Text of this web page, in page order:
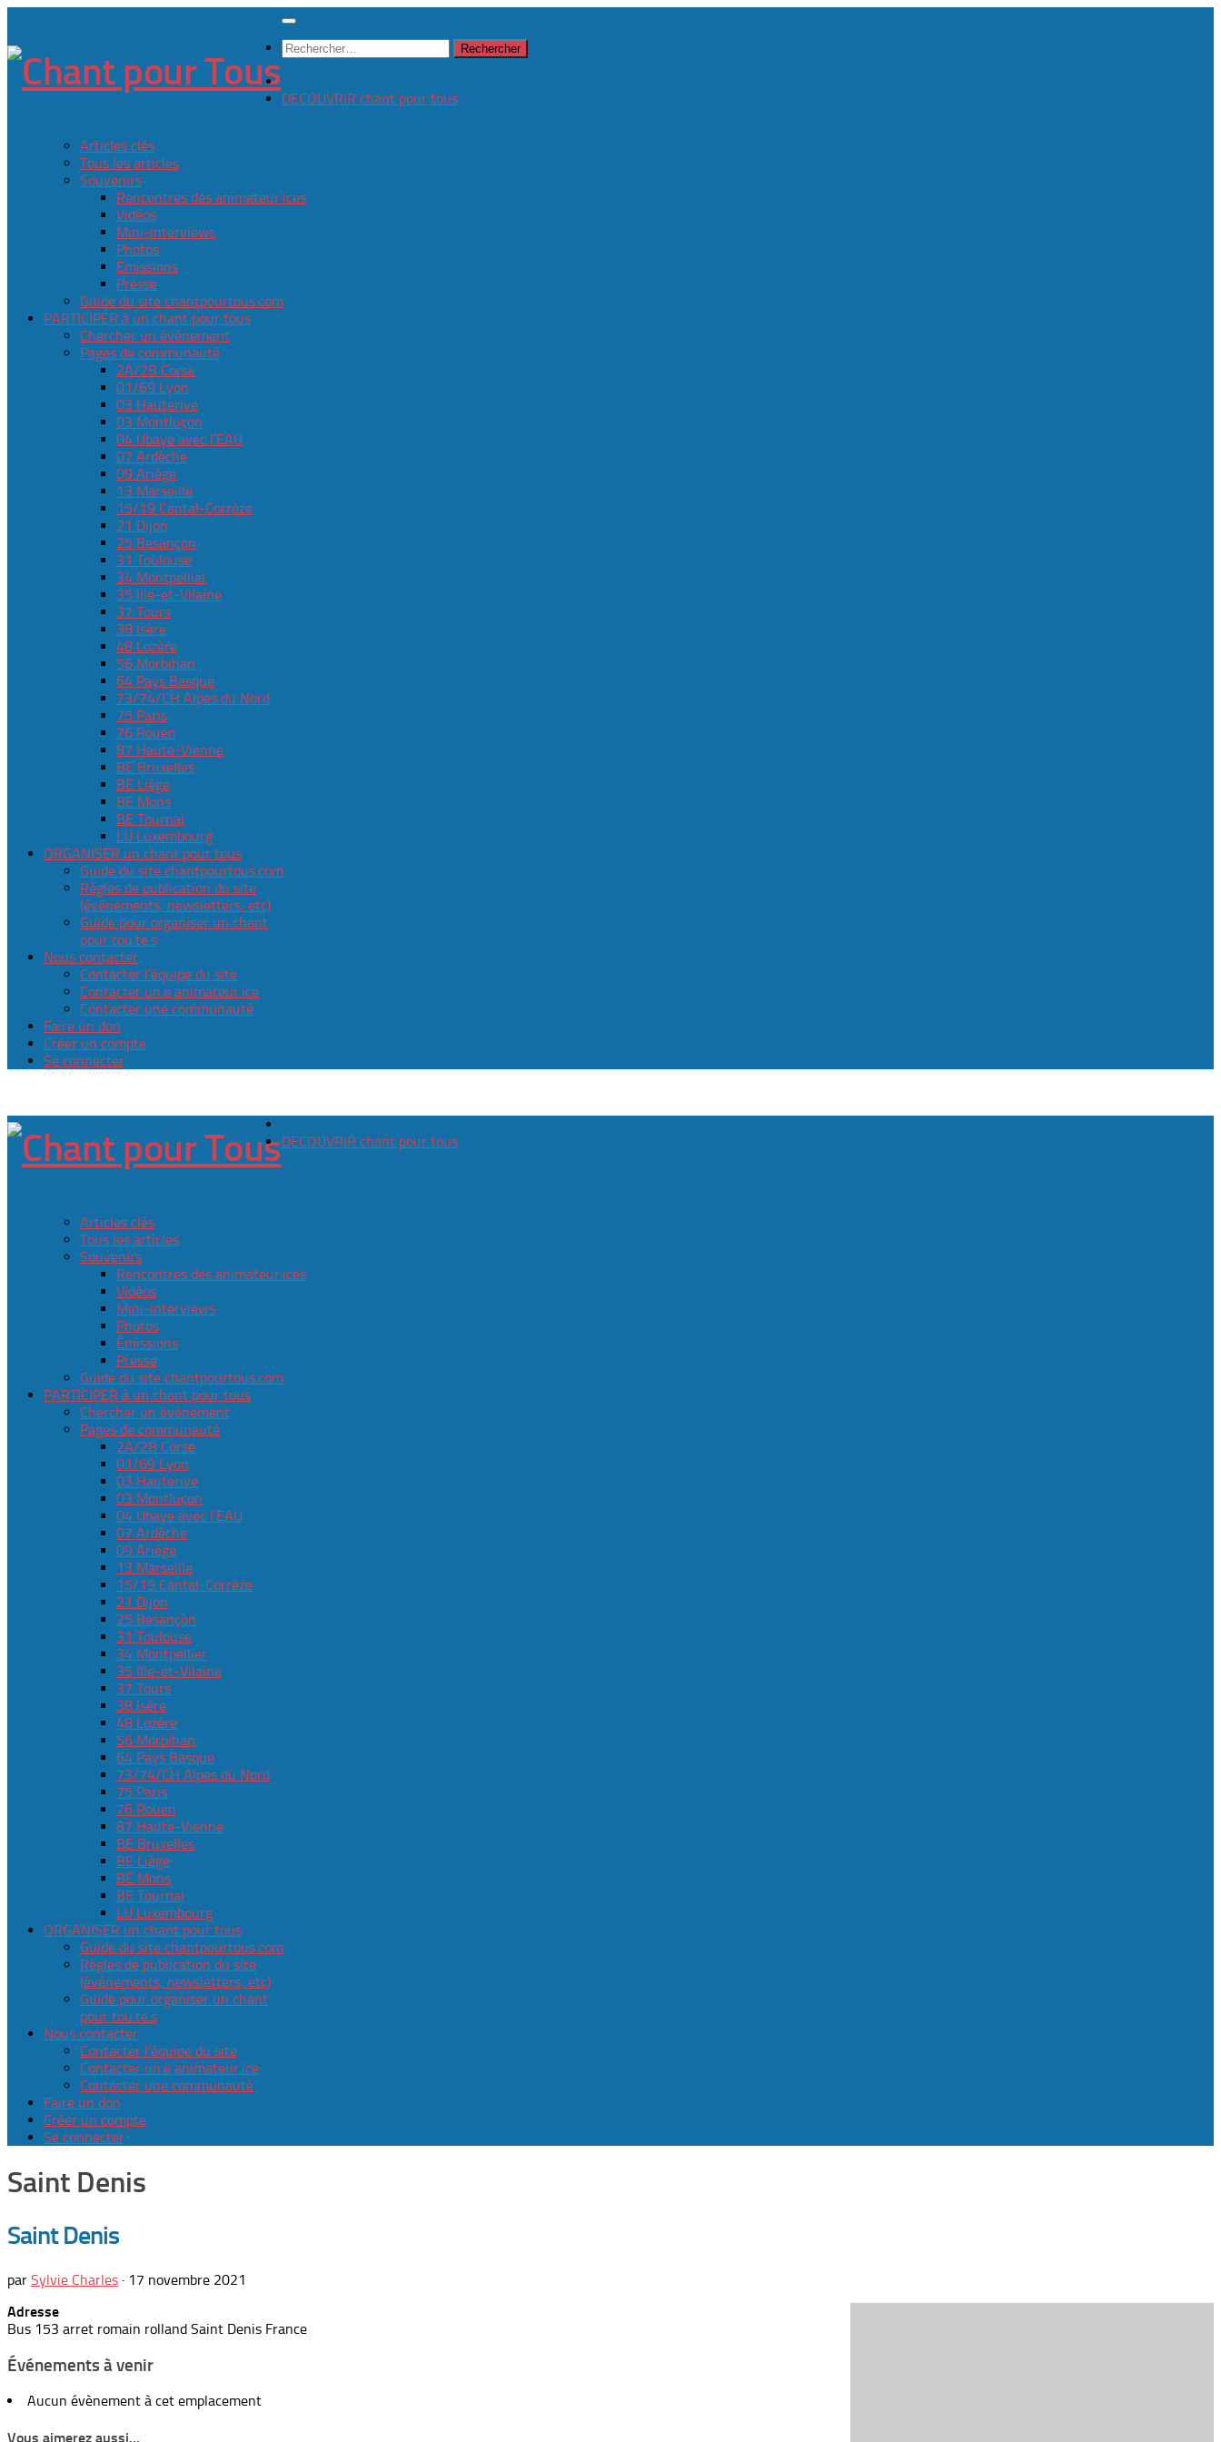
content
Rechercher :
DECOUVRIR chant pour tous
Articles clés
Tous les articles
Souvenirs
Rencontres des animateur·ices
Vidéos
Mini-interviews
Photos
Émissions
Presse
Guide du site chantpourtous.com
PARTICIPER à un chant pour tous
Chercher un événement
Pages de communauté
2A/2B Corse
01/69 Lyon
03 Hauterive
03 Montluçon
04 Ubaye avec l’EAU
07 Ardèche
09 Ariège
13 Marseille
15/19 Cantal-Corrèze
21 Dijon
25 Besançon
31 Toulouse
34 Montpellier
35 Ille-et-Vilaine
37 Tours
38 Isère
48 Lozère
56 Morbihan
64 Pays Basque
73/74/CH Alpes du Nord
75 Paris
76 Rouen
87 Haute-Vienne
BE Bruxelles
BE Liège
BE Mons
BE Tournai
LU Luxembourg
ORGANISER un chant pour tous
Guide du site chantpourtous.com
Règles de publication du site
(événements, newsletters, etc)
Guide pour organiser un chant
pour tou.te.s
Nous contacter
Contacter l’équipe du site
Contacter un.e animateur.ice
Contacter une communauté
Faire un don
Créer un compte
Se connecter
DECOUVRIR chant pour tous
Articles clés
Tous les articles
Souvenirs
Rencontres des animateur·ices
Vidéos
Mini-interviews
Photos
Émissions
Presse
Guide du site chantpourtous.com
PARTICIPER à un chant pour tous
Chercher un événement
Pages de communauté
2A/2B Corse
01/69 Lyon
03 Hauterive
03 Montluçon
04 Ubaye avec l’EAU
07 Ardèche
09 Ariège
13 Marseille
15/19 Cantal-Corrèze
21 Dijon
25 Besançon
31 Toulouse
34 Montpellier
35 Ille-et-Vilaine
37 Tours
38 Isère
48 Lozère
56 Morbihan
64 Pays Basque
73/74/CH Alpes du Nord
75 Paris
76 Rouen
87 Haute-Vienne
BE Bruxelles
BE Liège
BE Mons
BE Tournai
LU Luxembourg
ORGANISER un chant pour tous
Guide du site chantpourtous.com
Règles de publication du site
(événements, newsletters, etc)
Guide pour organiser un chant
pour tou.te.s
Nous contacter
Contacter l’équipe du site
Contacter un.e animateur.ice
Contacter une communauté
Faire un don
Créer un compte
Se connecter
Saint Denis
Saint Denis
par Sylvie Charles · 17 novembre 2021
Adresse
Bus 153 arret romain rolland Saint Denis France
Événements à venir
Aucun évènement à cet emplacement
Vous aimerez aussi...